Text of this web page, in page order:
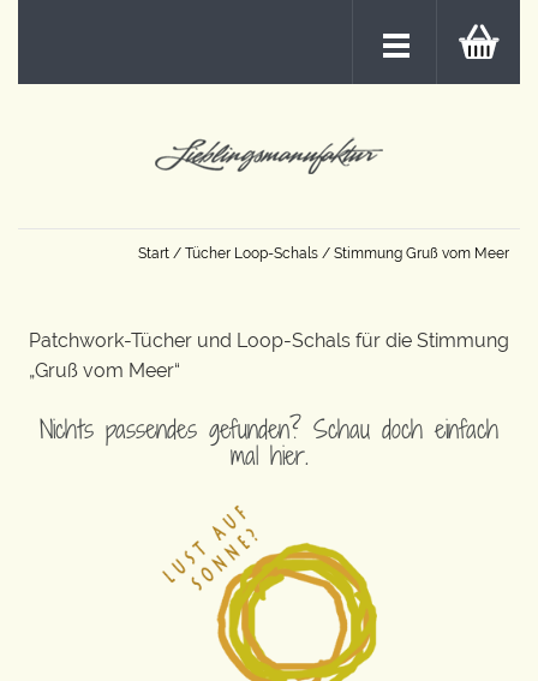
Start / Tücher Loop-Schals / Stimmung Gruß vom Meer
Patchwork-Tücher und Loop-Schals für die Stimmung
„Gruß vom Meer“
Nichts passendes gefunden? Schau doch einfach
mal hier.